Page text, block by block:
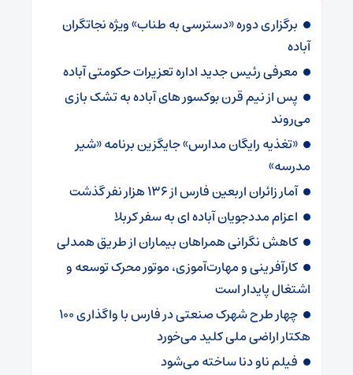
برگزاری دوره «دسترسی به طناب» ویژه نجاتگران
آباده
معرفی رئیس جدید اداره تعزیرات حکومتی آباده
پس از نیم قرن بوکسور های آباده به تشک بازی
می‌روند
«تغذیه رایگان مدارس» جایگزین برنامه «شیر
مدرسه»
آمار زائران اربعین فارس از ۱۳۶ هزار نفر گذشت
اعزام مددجویان آباده ای به سفر کربلا
کاهش نگرانی همراهان بیماران از طریق همدلی
کارآفرینی و مهارت‌آموزی، موتور محرک توسعه و
اشتغال پایدار است
چهار طرح شهرک صنعتی در فارس با واگذاری ۱۰۰
هکتار اراضی ملی کلید می‌خورد
فیلم ناو دنا ساخته‌ می‌شود